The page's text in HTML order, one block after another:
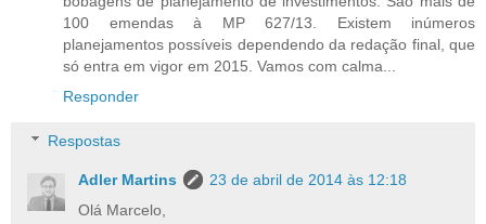
100 emendas à MP 627/13. Existem inúmeros
planejamentos possíveis dependendo da redação final, que
só entra em vigor em 2015. Vamos com calma...
Responder
Respostas
Adler Martins
23 de abril de 2014 às 12:18
Olá Marcelo,